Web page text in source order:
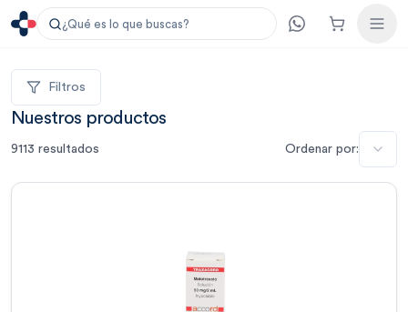
¿Qué es lo que buscas?
Filtros
Nuestros productos
9113 resultados Ordenar por: